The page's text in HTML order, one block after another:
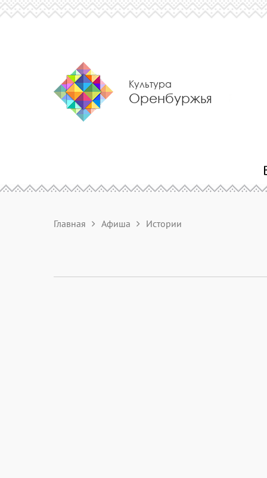
Культура
Оренбуржья
Главная Афиша Истории